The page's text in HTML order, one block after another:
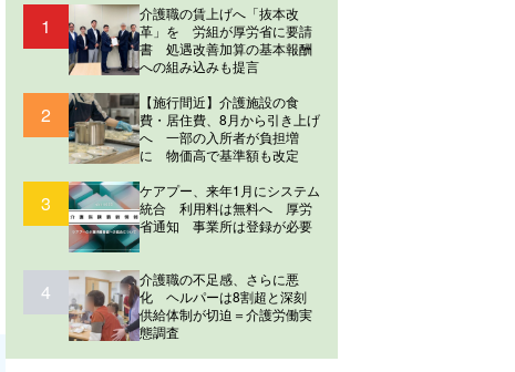
1
介護職の賃上げへ「抜本改
革」を 労組が厚労省に要請
書 処遇改善加算の基本報酬
への組み込みも提言
2
【施行間近】介護施設の食
費・居住費、8月から引き上げ
へ 一部の入所者が負担増
に 物価高で基準額も改定
3
ケアプー、来年1月にシステム
統合 利用料は無料へ 厚労
省通知 事業所は登録が必要
4
介護職の不足感、さらに悪
化 ヘルパーは8割超と深刻
供給体制が切迫＝介護労働実
態調査